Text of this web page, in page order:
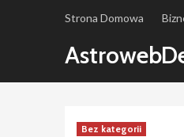
Strona Domowa
Bez kategorii